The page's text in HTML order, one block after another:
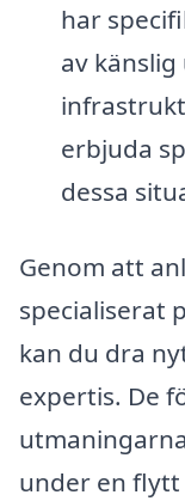
har
av
erbjuda
dessa
Genom att
specialiserat
kan du dra
expertis. De
under en flytt